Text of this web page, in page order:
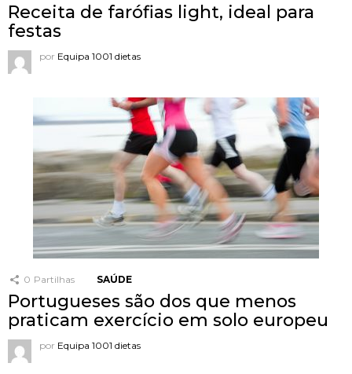
Receita de farófias light, ideal para
festas
por Equipa 1001 dietas
0 Partilhas SAÚDE
Portugueses são dos que menos
praticam exercício em solo europeu
por Equipa 1001 dietas